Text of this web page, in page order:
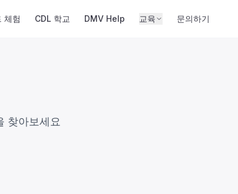
체험 CDL 학교 DMV Help 교육 문의하기
찾아보세요